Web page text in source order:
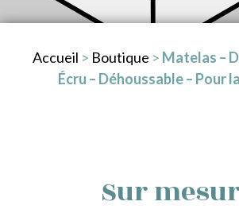
Accueil > Boutique > Matelas –
Écru – Déhoussable – Pour
Sur